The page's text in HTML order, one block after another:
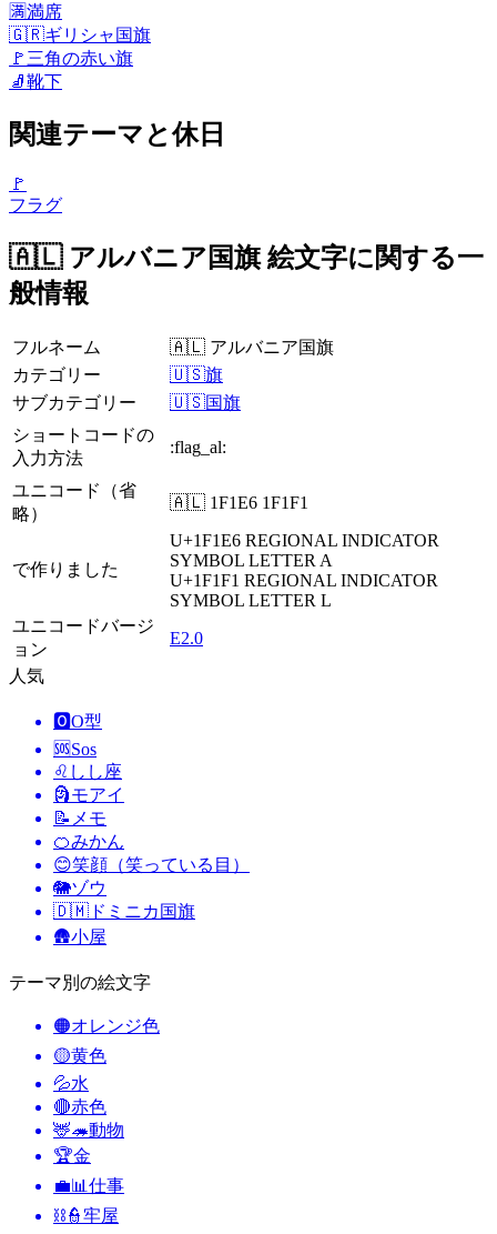
🈵満席
🇬🇷ギリシャ国旗
🚩 三角の赤い旗
🧦靴下
関連テーマと休日
🚩
フラグ
🇦🇱 アルバニア国旗 絵文字に関する一
般情報
フルネーム
🇦🇱 アルバニア国旗
カテゴリー
🇺🇸旗
サブカテゴリー
🇺🇸国旗
ショートコードの
入力方法
:flag_al:
ユニコード（省
略）
🇦🇱 1F1E6 1F1F1
で作りました
U+1F1E6 REGIONAL INDICATOR
SYMBOL LETTER A
U+1F1F1 REGIONAL INDICATOR
SYMBOL LETTER L
ユニコードバージ
ョン
E2.0
人気
🅾️O型
🆘Sos
♌ しし座
🗿モアイ
📝 メモ
🍊みかん
😊笑顔（笑っている目）
🐘ゾウ
🇩🇲 ドミニカ国旗
🛖小屋
テーマ別の絵文字
🟠オレンジ色
🟡黄色
💦水
🔴赤色
🦌🦔動物
🏆金
💼📊 仕事
⛓️👮牢屋